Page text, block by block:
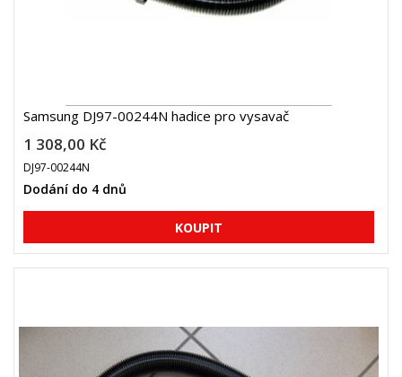
Samsung DJ97-00244N hadice pro vysavač
1 308,00 Kč
DJ97-00244N
Dodání do 4 dnů